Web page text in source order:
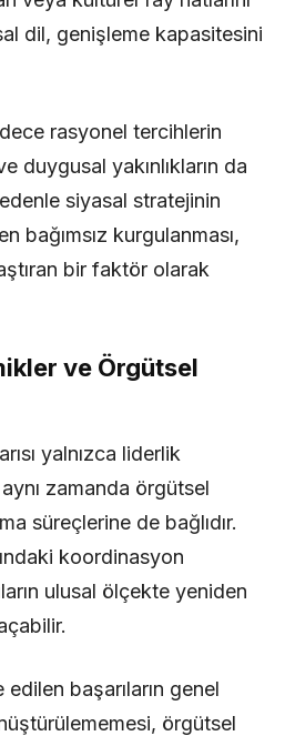
dil, genişleme kapasitesini
rasyonel tercihlerin
duygusal yakınlıkların da
siyasal stratejinin
bağımsız kurgulanması,
bir faktör olarak
ve Örgütsel
yalnızca liderlik
zamanda örgütsel
süreçlerine de bağlıdır.
koordinasyon
ulusal ölçekte yeniden
başarıların genel
örgütsel